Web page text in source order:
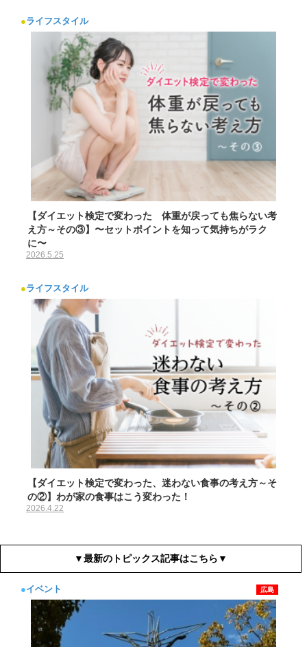
●ライフスタイル
【ダイエット検定で変わった 体重が戻っても焦らない考
え方～その③】〜セットポイントを知って気持ちがラク
に〜
2026.5.25
●ライフスタイル
【ダイエット検定で変わった、迷わない食事の考え方～そ
の②】わが家の食事はこう変わった！
2026.4.22
▼最新のトピックス記事はこちら▼
●イベント 広島